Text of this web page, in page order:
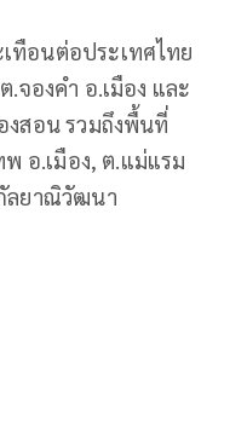
เทือนต่อประเทศไทย
จองคำ อ.เมือง และ
งสอน รวมถึงพื้นที่
อ.เมือง, ต.แม่แรม
ลยาณิวัฒนา